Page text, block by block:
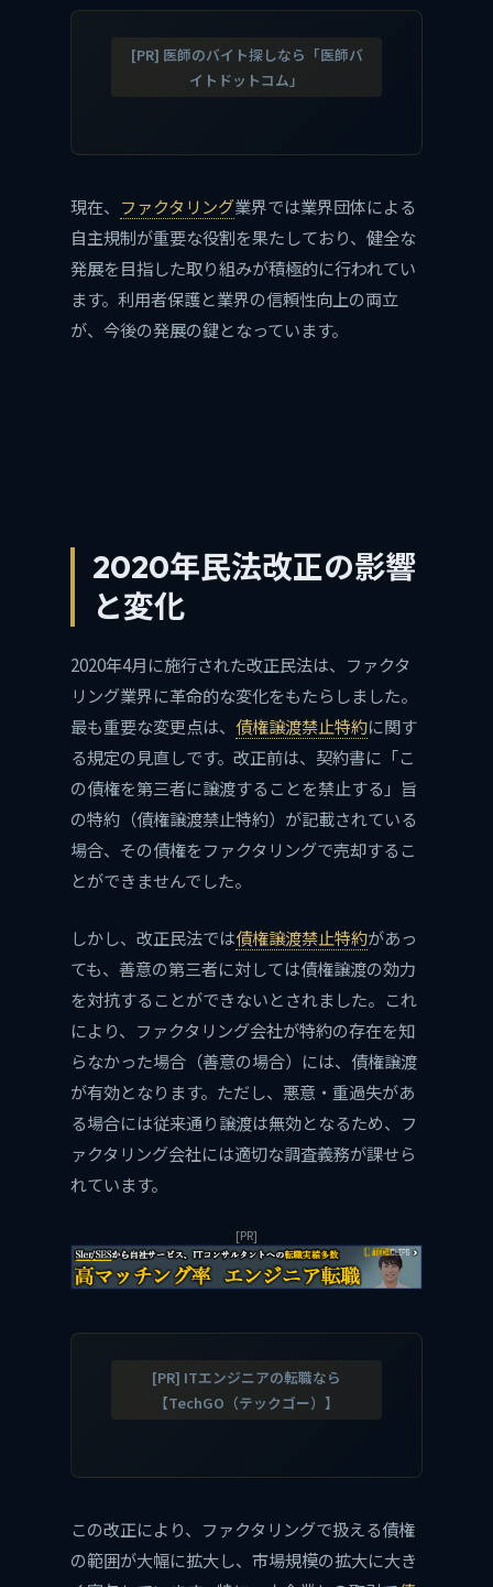
[PR] 医師のバイト探しなら「医師バ
イトドットコム」
現在、 ファクタリング業界では業界団体による
自主規制が重要な役割を果たしており、健全な
発展を目指した取り組みが積極的に行われてい
ます。利用者保護と業界の信頼性向上の両立
が、今後の発展の鍵となっています。
2020年民法改正の影響
と変化
2020年4月に施行された改正民法は、ファクタ
リング業界に革命的な変化をもたらしました。
最も重要な変更点は、 債権譲渡禁止特約に関す
る規定の見直しです。改正前は、契約書に「こ
の債権を第三者に譲渡することを禁止する」旨
の特約（債権譲渡禁止特約）が記載されている
場合、その債権をファクタリングで売却するこ
とができませんでした。
しかし、改正民法では債権譲渡禁止特約があっ
ても、善意の第三者に対しては債権譲渡の効力
を対抗することができないとされました。これ
により、ファクタリング会社が特約の存在を知
らなかった場合（善意の場合）には、債権譲渡
が有効となります。ただし、悪意・重過失があ
る場合には従来通り譲渡は無効となるため、フ
ァクタリング会社には適切な調査義務が課せら
れています。
[PR]
[PR] ITエンジニアの転職なら
【TechGO（テックゴー）】
この改正により、ファクタリングで扱える債権
の範囲が大幅に拡大し、市場規模の拡大に大き